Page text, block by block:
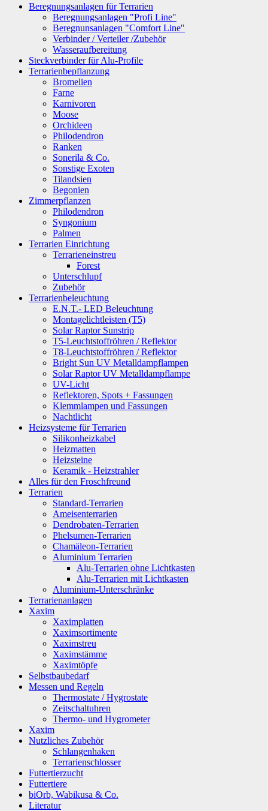
Beregnungsanlagen für Terrarien
Beregnungsanlagen "Profi Line"
Beregnunsanlagen "Comfort Line"
Verbinder / Verteiler /Zubehör
Wasseraufbereitung
Steckverbinder für Alu-Profile
Terrarienbepflanzung
Bromelien
Farne
Karnivoren
Moose
Orchideen
Philodendron
Ranken
Sonerila & Co.
Sonstige Exoten
Tilandsien
Begonien
Zimmerpflanzen
Philodendron
Syngonium
Palmen
Terrarien Einrichtung
Terrarieneinstreu
Forest
Unterschlupf
Zubehör
Terrarienbeleuchtung
E.N.T.- LED Beleuchtung
Montagelichtleisten (T5)
Solar Raptor Sunstrip
T5-Leuchtstoffröhren / Reflektor
T8-Leuchtstoffröhren / Reflektor
Bright Sun UV Metalldampflampen
Solar Raptor UV Metalldampflampe
UV-Licht
Reflektoren, Spots + Fassungen
Klemmlampen und Fassungen
Nachtlicht
Heizsysteme für Terrarien
Silikonheizkabel
Heizmatten
Heizsteine
Keramik - Heizstrahler
Alles für den Froschfreund
Terrarien
Standard-Terrarien
Ameisenterrarien
Dendrobaten-Terrarien
Phelsumen-Terrarien
Chamäleon-Terrarien
Aluminium Terrarien
Alu-Terrarien ohne Lichtkasten
Alu-Terrarien mit Lichtkasten
Aluminium-Unterschränke
Terrarienanlagen
Xaxim
Xaximplatten
Xaximsortimente
Xaximstreu
Xaximstämme
Xaximtöpfe
Selbstbaubedarf
Messen und Regeln
Thermostate / Hygrostate
Zeitschaltuhren
Thermo- und Hygrometer
Xaxim
Nutzliches Zubehör
Schlangenhaken
Terrarienschlosser
Futtertierzucht
Futtertiere
biOrb, Wabikusa & Co.
Literatur